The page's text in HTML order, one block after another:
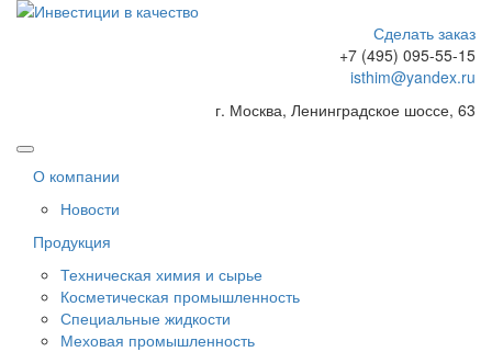
Сделать заказ
+7 (495) 095-55-15
isthim@yandex.ru
г. Москва, Ленинградское шоссе, 63
О компании
Новости
Продукция
Техническая химия и сырье
Косметическая промышленность
Специальные жидкости
Меховая промышленность